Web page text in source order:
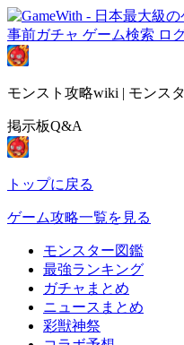
事前ガチャ ゲーム検索 ロ
モンスト攻略wiki | モンス
掲示板Q&A
トップに戻る
ゲーム攻略一覧を見る
モンスター図鑑
最強ランキング
ガチャまとめ
ニュースまとめ
彩獣神祭